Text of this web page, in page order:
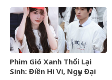
Phim Gió Xanh Thổi Lại
Sinh: Điền Hi Vi, Ngụy Đại